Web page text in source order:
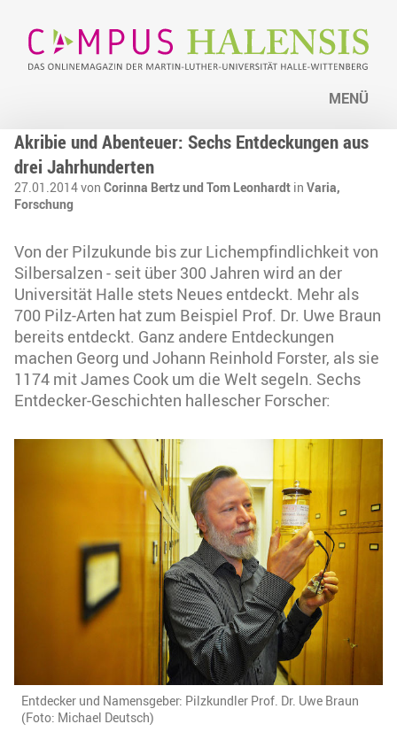
MENÜ
Akribie und Abenteuer: Sechs Entdeckungen aus
drei Jahrhunderten
27.01.2014 von Corinna Bertz und Tom Leonhardt in Varia,
Forschung
Von der Pilzukunde bis zur Lichempfindlichkeit von
Silbersalzen - seit über 300 Jahren wird an der
Universität Halle stets Neues entdeckt. Mehr als
700 Pilz-Arten hat zum Beispiel Prof. Dr. Uwe Braun
bereits entdeckt. Ganz andere Entdeckungen
machen Georg und Johann Reinhold Forster, als sie
1174 mit James Cook um die Welt segeln. Sechs
Entdecker-Geschichten hallescher Forscher:
Entdecker und Namensgeber: Pilzkundler Prof. Dr. Uwe Braun
(Foto: Michael Deutsch)